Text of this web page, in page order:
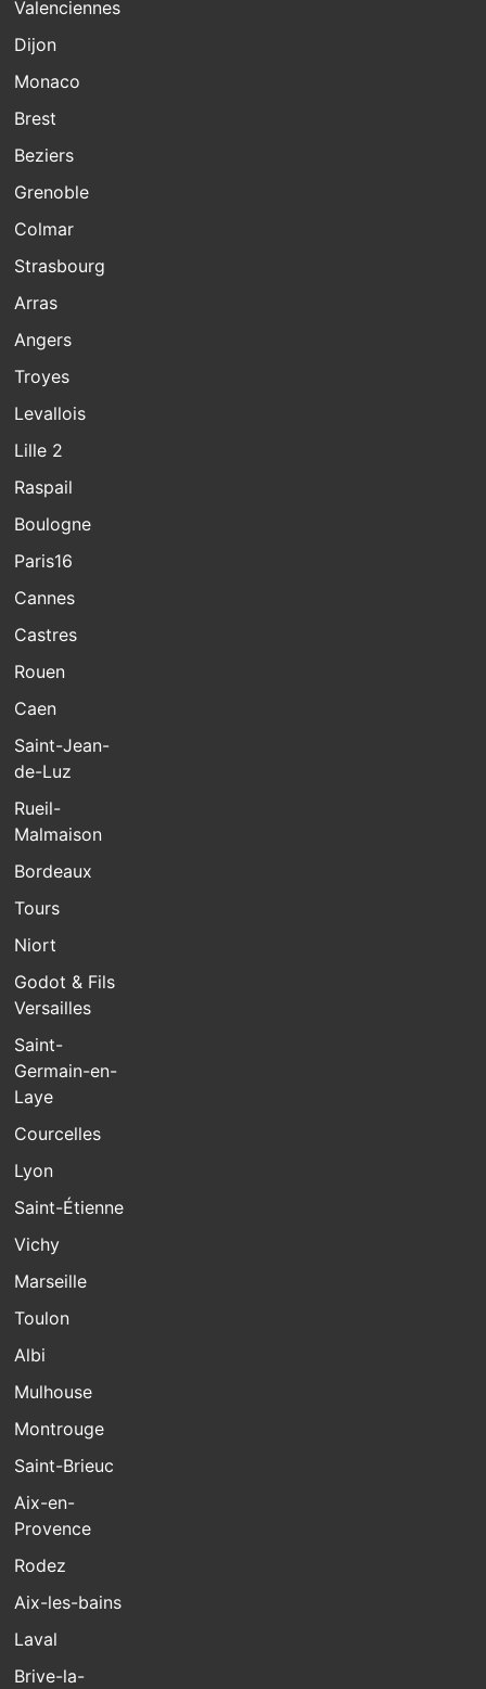
Valenciennes
Dijon
Monaco
Brest
Beziers
Grenoble
Colmar
Strasbourg
Arras
Angers
Troyes
Levallois
Lille 2
Raspail
Boulogne
Paris16
Cannes
Castres
Rouen
Caen
Saint-Jean-
de-Luz
Rueil-
Malmaison
Bordeaux
Tours
Niort
Godot & Fils
Versailles
Saint-
Germain-en-
Laye
Courcelles
Lyon
Saint-Étienne
Vichy
Marseille
Toulon
Albi
Mulhouse
Montrouge
Saint-Brieuc
Aix-en-
Provence
Rodez
Aix-les-bains
Laval
Brive-la-